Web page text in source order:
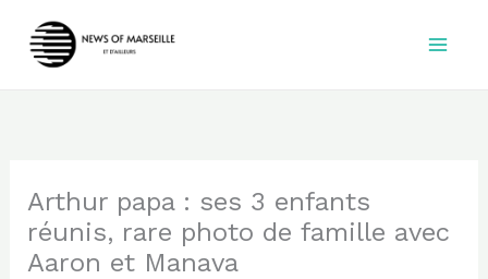
Arthur papa : ses 3 enfants
réunis, rare photo de famille avec
Aaron et Manava